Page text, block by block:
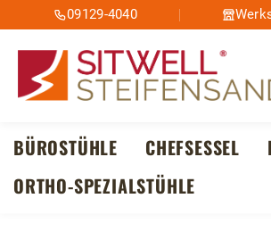
Hauptinhalt springen
Zur Suche springen
Zur Hauptnavigation springen
09129-4040
BÜROSTÜHLE CHEFSESSEL
ORTHO-SPEZIALSTÜHLE